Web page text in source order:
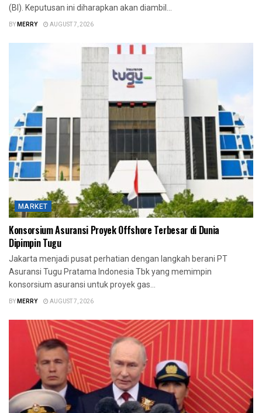
(BI). Keputusan ini diharapkan akan diambil...
BYMERRY AUGUST 7, 2026
MARKET
Konsorsium Asuransi Proyek Offshore Terbesar di Dunia
Dipimpin Tugu
Jakarta menjadi pusat perhatian dengan langkah berani PT
Asuransi Tugu Pratama Indonesia Tbk yang memimpin
konsorsium asuransi untuk proyek gas...
BYMERRY AUGUST 7, 2026